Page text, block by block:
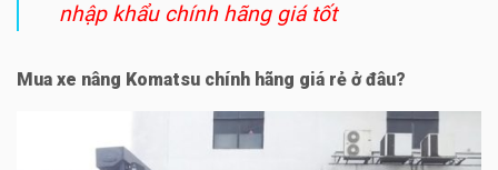
nhập khẩu chính hãng giá tốt
Mua xe nâng Komatsu chính hãng giá rẻ ở đâu?